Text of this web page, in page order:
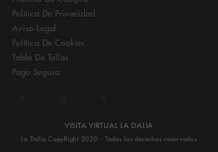
Política De Privacidad
Aviso Legal
Política De Cookies
Tabla De Tallas
Pago Seguro
VISITA VIRTUAL LA DALIA
La Dalia CopyRight 2020 - Todos los derechos reservados